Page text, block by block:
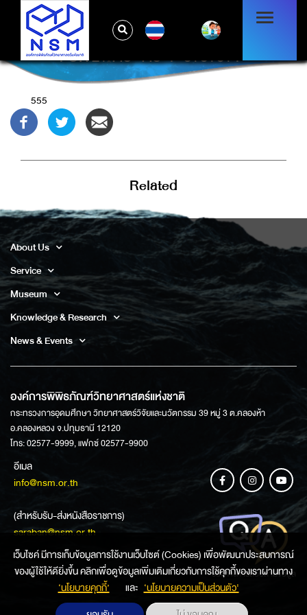
-1 OR 2+448-448-1=0+0+0+1 --
555
Related
About Us
Service
Museum
Knowledge & Research
News & Events
องค์การพิพิธภัณฑ์วิทยาศาสตร์แห่งชาติ
กระทรวงการอุดมศึกษา วิทยาศาสตร์วิจัยและนวัตกรรม 39 หมู่ 3 ต.คลองห้า
อ.คลองหลวง จ.ปทุมธานี 12120
โทร: 02577-9999, แฟกซ์ 02577-9900
อีเมล
info@nsm.or.th
(สำหรับรับ-ส่งหนังสือราชการ)
saraban@nsm.or.th
ช่องทางการสอบถามข้อมูล
เว็บไซค์ มีการเก็บข้อมูลการใช้งานเว็บไซต์ (Cookies) เพื่อพัฒนาประสบการณ์
ของผู้ใช้ให้ดียิ่งขึ้น คลิกเพื่อดูข้อมูลเพิ่มเติมเกี่ยวกับการใช้คุกกี้ของเราผ่านทาง
‘นโยบายคุกกี้’
และ ‘นโยบายความเป็นส่วนตัว'